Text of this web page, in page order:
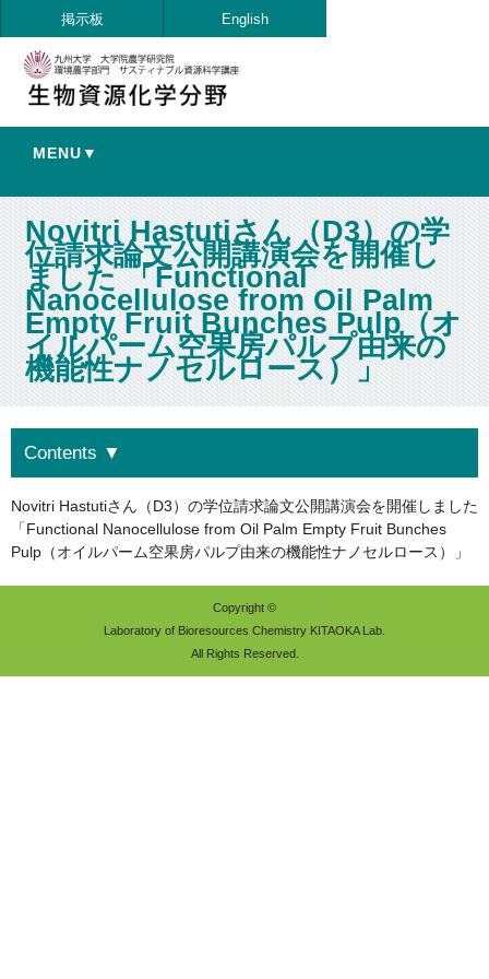
掲示板 English
MENU▼
Novitri Hastutiさん（D3）の学
位請求論文公開講演会を開催し
ました 「Functional
Nanocellulose from Oil Palm
Empty Fruit Bunches Pulp（オ
イルパーム空果房パルプ由来の
機能性ナノセルロース）」
Novitri Hastutiさん（D3）の学位請求論文公開講演会を開催しました
「Functional Nanocellulose from Oil Palm Empty Fruit Bunches
Pulp（オイルパーム空果房パルプ由来の機能性ナノセルロース）」
Contents ▼
Copyright ©
Laboratory of Bioresources Chemistry KITAOKA Lab.
All Rights Reserved.